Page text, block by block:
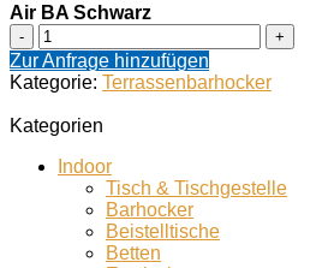
Air BA Schwarz
Air
BA
Schwarz
Menge
Zur Anfrage hinzufügen
Kategorie: Terrassenbarhocker
Kategorien
Indoor
Tisch & Tischgestelle
Barhocker
Beistelltische
Betten